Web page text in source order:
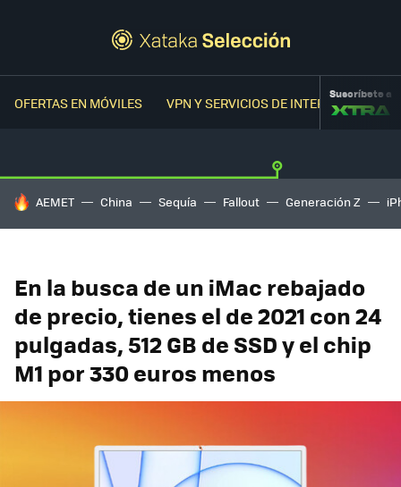
OFERTAS EN MÓVILES VPN Y SERVICIOS DE INTERNETSuscríbete a
HOY SE HABLA DE
AEMET China Sequía Fallout Generación Z
En la busca de un iMac rebajado
de precio, tienes el de 2021 con 24
pulgadas, 512 GB de SSD y el chip
M1 por 330 euros menos